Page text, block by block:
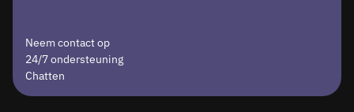
Neem contact op
24/7 ondersteuning
Chatten